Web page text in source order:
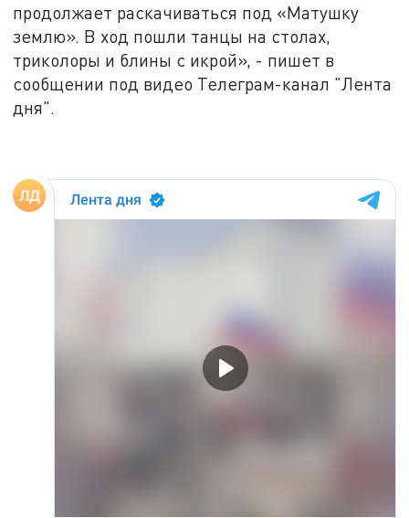
продолжает раскачиваться под «Матушку
землю». В ход пошли танцы на столах,
триколоры и блины с икрой», - пишет в
сообщении под видео Телеграм-канал "Лента
дня".